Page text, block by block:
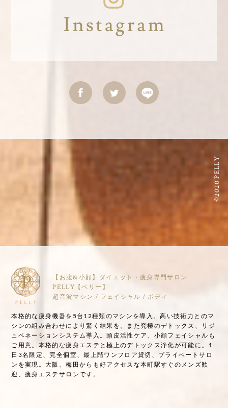
©2020 PELLY
【お腹&小顔】ダイエット・痩身専門サロン
PELLY【ペリー】
超音波マシン / フェイシャル / ボディ
本格的な痩身機器を5台12種類のマシンを導入。高い技術力とのマ
シンの組み合わせにより驚く結果を。また究極のデトックス、リジ
ュベネーションシステム導入。頭皮活性ケア、小顔フェイシャルも
ご用意。本格的な痩身エステと極上のデトックス浄化が可能に。1
日3名限定、完全個室、最上階ワンフロア貸切、プライベートサロ
ンを実現。大阪、梅田からも好アクセスな本町駅すぐのメンズ歓
迎、痩身エステサロンです。